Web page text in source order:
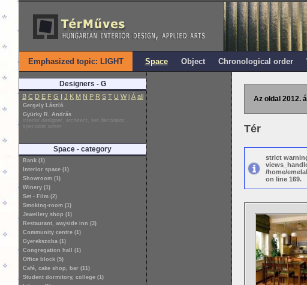
Emphasized topic: LIGHT Space Object Chronological order
Designers - G
B C D E F G I J K M N P R S T U W i Á all
Gergely László
Gyürky R. András
interior designer, architect, set decorator,
specialist writer
Space - category
Bank (1)
Interior space (1)
Showroom (1)
Winery (1)
Set - Film (2)
Smoking-room (1)
Jewellery shop (1)
Restaurant, wayside inn (3)
Community centre (1)
Gyerekszoba (1)
Congregation hall (1)
Office block (5)
Café, cake shop, bar (11)
Student dormitory, college (1)
Az oldal 2012.
Tér
strict
/home/
on line 169.